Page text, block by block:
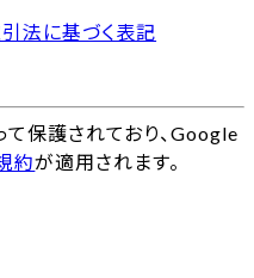
法に基づく表記
保護されており、Google
約が適用されます。